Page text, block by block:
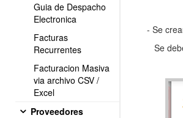
Guia de Despacho
Electronica
Facturas
Recurrentes
Facturacion Masiva
via archivo CSV /
Excel
Proveedores
- Se
Se